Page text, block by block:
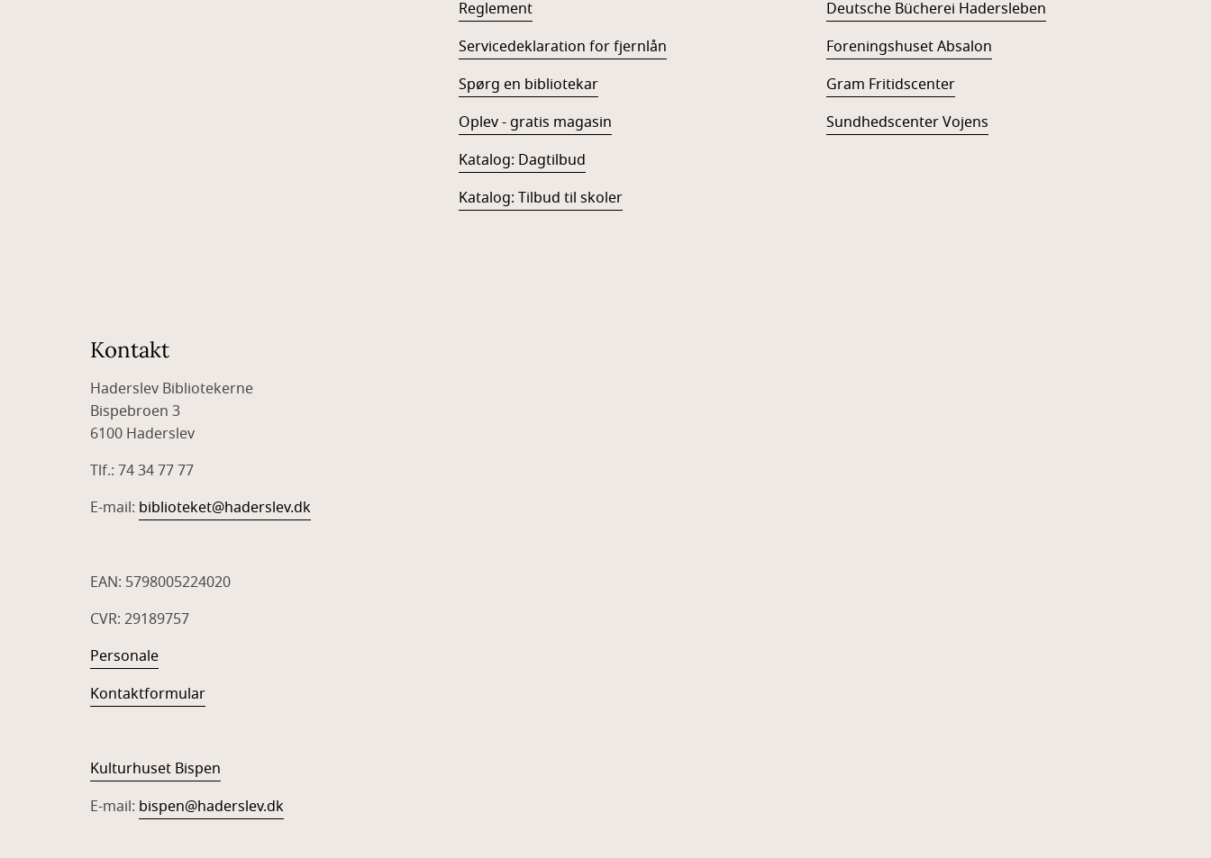
Reglement
Servicedeklaration for fjernlån
Spørg en bibliotekar
Oplev - gratis magasin
Katalog: Dagtilbud
Katalog: Tilbud til skoler
Deutsche Bücherei Hadersleben
Foreningshuset Absalon
Gram Fritidscenter
Sundhedscenter Vojens
Kontakt
Haderslev Bibliotekerne
Bispebroen 3
6100 Haderslev
Tlf.: 74 34 77 77
E-mail: biblioteket@haderslev.dk
EAN: 5798005224020
CVR: 29189757
Personale
Kontaktformular
Kulturhuset Bispen
E-mail: bispen@haderslev.dk